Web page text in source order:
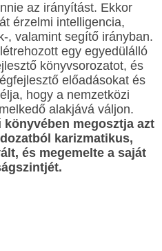
az irányítást. Ekkor
érzelmi intelligencia,
, valamint segítő irányban.
egy egyedülálló
könyvsorozatot, és
előadásokat és
hogy a nemzetközi
alakjává váljon.
megosztja azt
karizmatikus,
és megemelte a saját